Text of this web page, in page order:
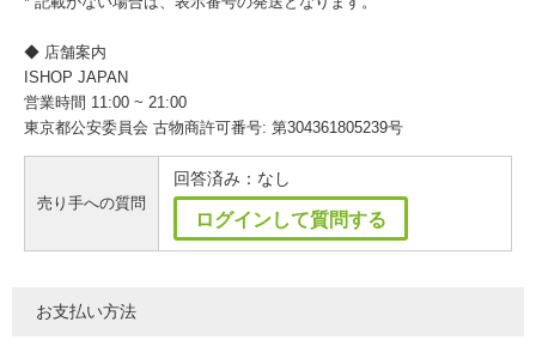
◆ 店舗案内
ISHOP JAPAN
営業時間 11:00 ~ 21:00
東京都公安委員会 古物商許可番号: 第304361805239号
売り手への質問
回答済み：なし
ログインして質問する
お支払い方法